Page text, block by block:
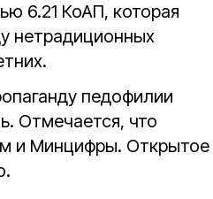
6.21 КоАП, которая
нетрадиционных
педофилии
Отмечается, что
и Минцифры. Открытое